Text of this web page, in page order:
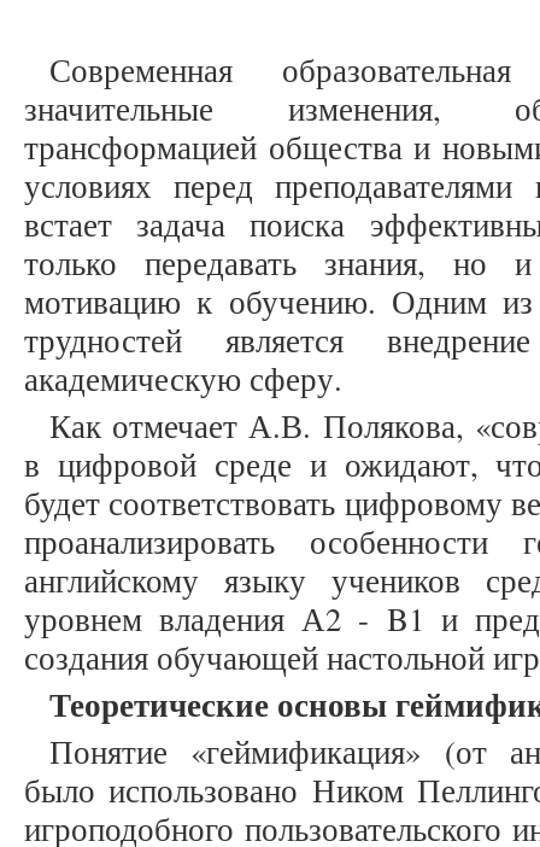
Современная
значительные изменения,
трансформацией общества и
условиях перед
встает задача поиска
только передавать знания, но
мотивацию к обучению. Одним из
трудностей является
академическую сферу.
Как отмечает А.В. Полякова,
в цифровой среде и ожидают,
будет соответствовать цифровому
проанализировать
английскому языку учеников
уровнем владения А2 - B1 и
создания обучающей настольной
Теоретические основы
Понятие «геймификация» (от
было использовано Ником
игроподобного пользовательского